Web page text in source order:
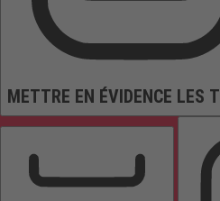
METTRE EN ÉVIDENCE LES